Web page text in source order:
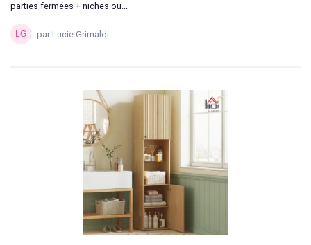
parties fermées + niches ou...
par Lucie Grimaldi